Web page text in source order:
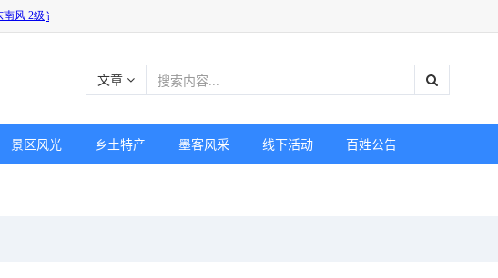
文章
景区风光 乡土特产 墨客风采 线下活动 百姓公告